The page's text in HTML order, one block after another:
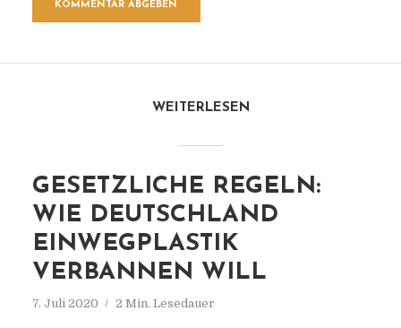
WEITERLESEN
GESETZLICHE REGELN:
WIE DEUTSCHLAND
EINWEGPLASTIK
VERBANNEN WILL
7. Juli 2020 2 Min. Lesedauer